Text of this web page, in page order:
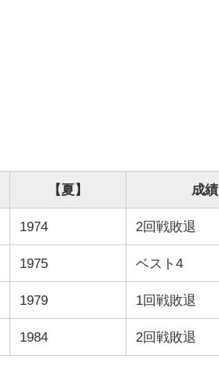
【夏】 成績
1974 2回戦敗退
1975 ベスト4
1979 1回戦敗退
1984 2回戦敗退